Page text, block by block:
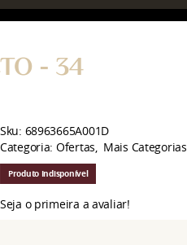
- 34
Sku: 68963665A001D
Categoria: Ofertas Mais Categorias
Produto Indisponível
Seja o primeira a avaliar!